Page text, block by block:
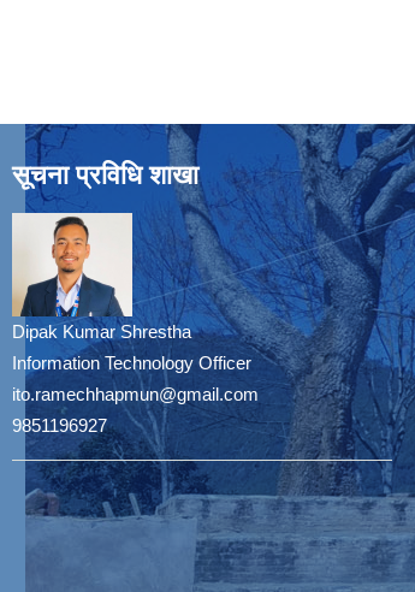
सूचना प्रविधि शाखा
Dipak Kumar Shrestha
Information Technology Officer
ito.ramechhapmun@gmail.com
9851196927